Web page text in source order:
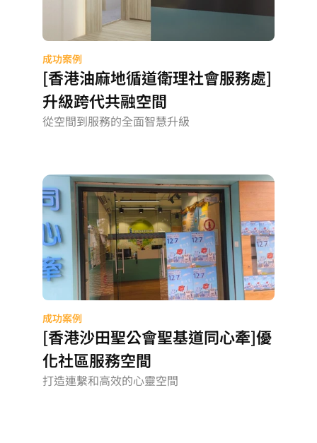
成功案例
[香港油麻地循道衛理社會服務處]
升級跨代共融空間
從空間到服務的全面智慧升級
成功案例
[香港沙田聖公會聖基道同心牽]優
化社區服務空間
打造連繫和高效的心靈空間